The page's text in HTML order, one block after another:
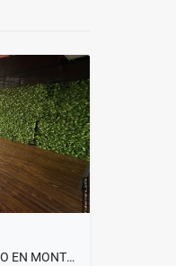
[ALQUILER] APARTAMENTO EN MONTES DE OCA, SAN PEDRO, SAN JOSÉ